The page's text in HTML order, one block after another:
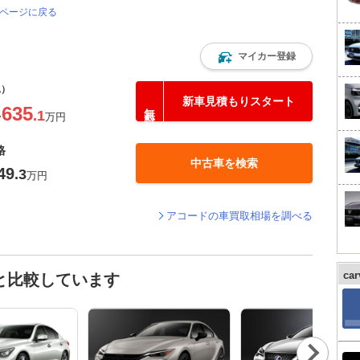
ージに戻る
マイカー登録
635.1万円
新車見積もりスタート
.3万円
中古車を検索
アコードの車買取相場を調べる
比較しています
Nex